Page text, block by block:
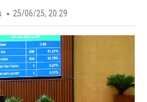
25/06/25, 20:29